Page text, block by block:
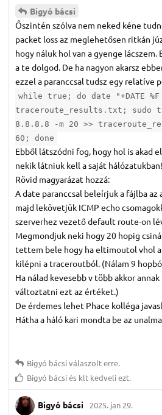
Bigyó bácsi
Őszintén szólva nem neked kéne
packet loss az meglehetősen ritkán
hogy náluk hol van a gyenge lácszem.
a te dolgod. De ha nagyon akarsz
ezzel a paranccsal tudsz egy relatíve
while true; do date "+DATE %F
traceroute_results.txt; sudo
8.8.8.8 -m 20 >>
60; done
Ebből látszódni fog, hogy hol is akad
nekik látniuk kell a saját hálózatukban!
Rövid magyarázat hozzá:
A date paranccsal beleírjuk a fájlba
majd lekövetjük ICMP echo
szerverhez vezető default route-on
Megmondjuk neki hogy 20 hopig
tettem bele hogy ha eltimoutol vhol
kilépni a traceroutból. (Nálam 9
Ha nálad kevesebb v több akkor
változtatni ezt az értéket.)
De érdemes lehet Phace kolléga
Hátha a háló kari mondta be az
Bigyó bácsiválaszolt erre.
Bigyó bácsiés klt kedveli ezt.
Bigyó bácsi 2025. jan 29.